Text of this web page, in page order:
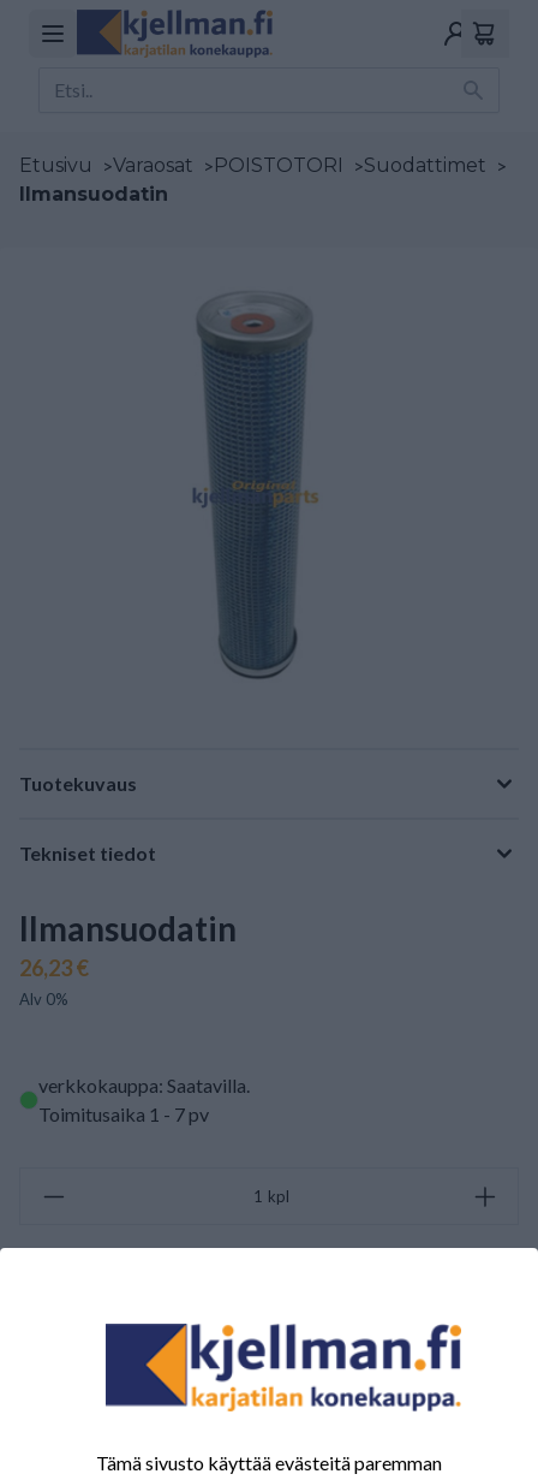
Etusivu >Varaosat >POISTOTORI >Suodattimet >
Ilmansuodatin
Tuotekuvaus
Tekniset tiedot
Ilmansuodatin
26,23 €
Alv 0%
verkkokauppa: Saatavilla.
Toimitusaika 1 - 7 pv
kpl
ARVOSTELUJEN YHTEENVETO
(0/5) Yhteensä 0 Arvostelut
Tämä sivusto käyttää evästeitä paremman